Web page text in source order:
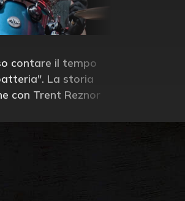
contare il tempo
La storia
con Trent Reznor